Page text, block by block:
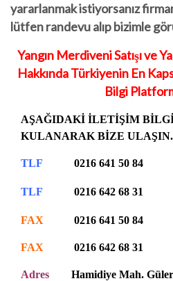
yararlanmak istiyorsanız
lütfen randevu alıp bizimle
Yangın Merdiveni Satışı ve
Hakkında Türkiyenin En
Bilgi
AŞAĞIDAKİ İLETİŞİM
KULANARAK BİZE ULAŞIN.
TLF 0216 641 50 84
TLF 0216 642 68 31
FAX 0216 641 50 84
FAX 0216 642 68 31
Adres Hamidiye Mah. Güler.